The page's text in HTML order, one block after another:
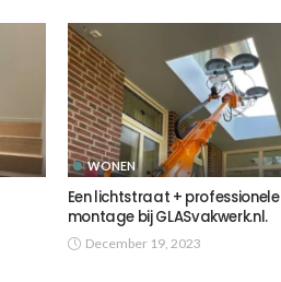
WONEN
Een lichtstraat + professionele
montage bij GLASvakwerk.nl.
December 19, 2023